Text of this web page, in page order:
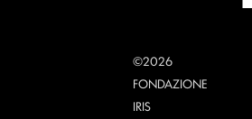
©2026
FONDAZIONE
IRIS